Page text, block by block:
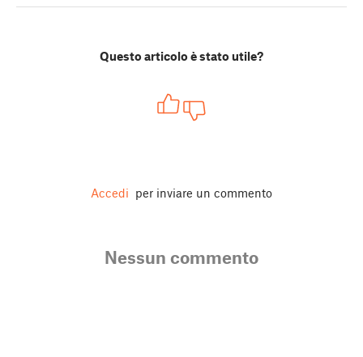
Questo articolo è stato utile?
Accedi per inviare un commento
Nessun commento